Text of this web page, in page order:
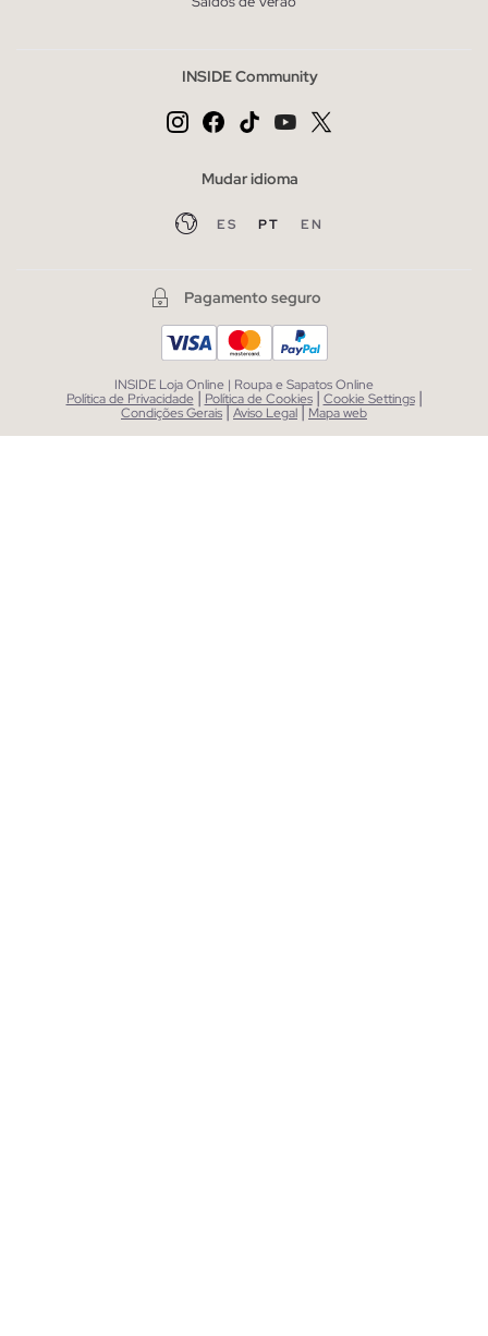
INSIDE Community
Mudar idioma
ES PT EN
Pagamento seguro
INSIDE Loja Online | Roupa e Sapatos Online
Política de Privacidade | Política de Cookies | Cookie Settings |
Condições Gerais|Aviso Legal| Mapa web